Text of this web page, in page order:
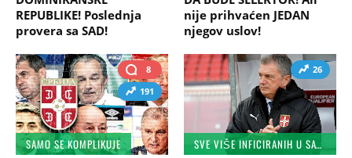
REPUBLIKE! Poslednja
provera sa SAD!
nije prihvaćen JEDAN
njegov uslov!
8
191
SAMO SE KOMPLIKUJE
26
SVE VIŠE INFICIRANIH U SAVEZU